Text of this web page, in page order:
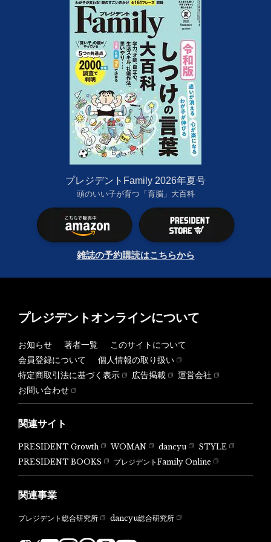
プレジデントFamily 2026年夏号
頭のいい子が育つ「育脳」大百科
雑誌の予約購読はこちらから
プレジデントオンラインについて
お知らせ 著者一覧
このサイトについて
会員登録について
個人情報の取り扱い
特定商取引法に基づく表示
広告掲載
運営会社
お問い合わせ
関連サイト
PRESIDENT Growth WOMAN dancyu
STYLE
PRESIDENT BOOKS
プレジデントFamily Online
関連事業
プレジデント総合研究所 dancyu総合研究所